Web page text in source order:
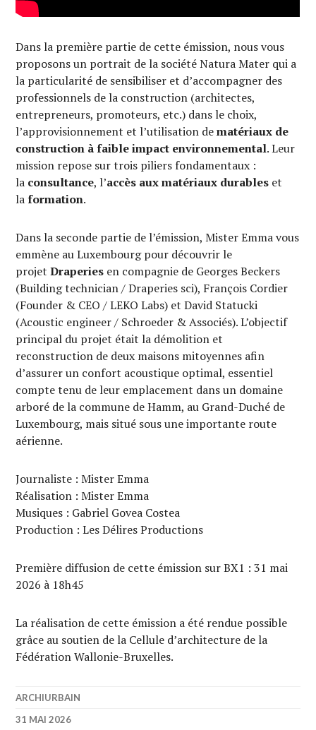
Dans la première partie de cette émission, nous vous
proposons un portrait de la société Natura Mater qui a
la particularité de sensibiliser et d’accompagner des
professionnels de la construction (architectes,
entrepreneurs, promoteurs, etc.) dans le choix,
l’approvisionnement et l’utilisation dematériaux de
construction à faible impact environnemental. Leur
mission repose sur trois piliers fondamentaux :
la consultance, l’accès aux matériaux durables et
laformation.
Dans la seconde partie de l’émission, Mister Emma vous
emmène au Luxembourg pour découvrir le
projetDraperies en compagnie de Georges Beckers
(Building technician / Draperies sci), François Cordier
(Founder & CEO / LEKO Labs) et David Statucki
(Acoustic engineer / Schroeder & Associés). L’objectif
principal du projet était la démolition et
reconstruction de deux maisons mitoyennes afin
d’assurer un confort acoustique optimal, essentiel
compte tenu de leur emplacement dans un domaine
arboré de la commune de Hamm, au Grand-Duché de
Luxembourg, mais situé sous une importante route
aérienne.
Journaliste : Mister Emma
Réalisation : Mister Emma
Musiques : Gabriel Govea Costea
Production : Les Délires Productions
Première diffusion de cette émission sur BX1 : 31 mai
2026 à 18h45
La réalisation de cette émission a été rendue possible
grâce au soutien de la Cellule d’architecture de la
Fédération Wallonie-Bruxelles.
ARCHIURBAIN
31 MAI 2026